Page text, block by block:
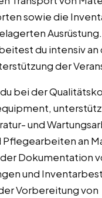
sowie die
du intensiv an
der
bei der
und
Pflegearbeiten an
Dokumentation
und
Vorbereitung von